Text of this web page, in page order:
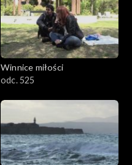
Winnice miłości
odc. 525